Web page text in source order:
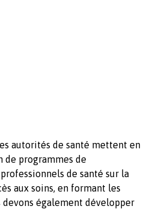
autorités de santé mettent en
de programmes de
de santé sur la
aux soins, en formant les
également développer